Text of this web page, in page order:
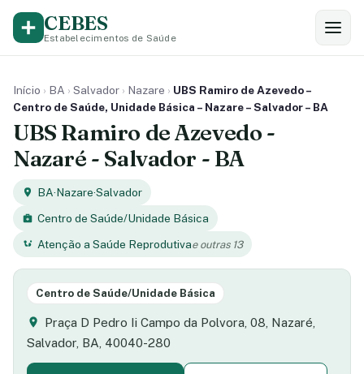
CEBES
Estabelecimentos de Saúde
Início › BA › Salvador › Nazare › UBS Ramiro de Azevedo –
Centro de Saúde, Unidade Básica – Nazare – Salvador – BA
UBS Ramiro de Azevedo -
Nazaré - Salvador - BA
BA·Nazare·Salvador
Centro de Saúde/Unidade Básica
Atenção a Saúde Reprodutivae outras 13
Centro de Saúde/Unidade Básica
Praça D Pedro Ii Campo da Polvora, 08, Nazaré,
Salvador, BA, 40040-280